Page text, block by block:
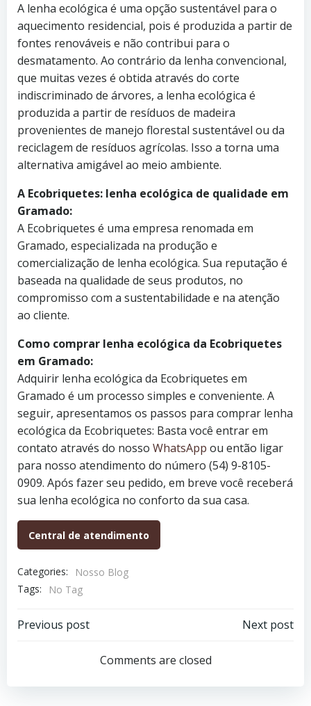
A lenha ecológica é uma opção sustentável para o
aquecimento residencial, pois é produzida a partir de
fontes renováveis e não contribui para o
desmatamento. Ao contrário da lenha convencional,
que muitas vezes é obtida através do corte
indiscriminado de árvores, a lenha ecológica é
produzida a partir de resíduos de madeira
provenientes de manejo florestal sustentável ou da
reciclagem de resíduos agrícolas. Isso a torna uma
alternativa amigável ao meio ambiente.
A Ecobriquetes: lenha ecológica de qualidade em
Gramado:
A Ecobriquetes é uma empresa renomada em
Gramado, especializada na produção e
comercialização de lenha ecológica. Sua reputação é
baseada na qualidade de seus produtos, no
compromisso com a sustentabilidade e na atenção
ao cliente.
Como comprar lenha ecológica da Ecobriquetes
em Gramado:
Adquirir lenha ecológica da Ecobriquetes em
Gramado é um processo simples e conveniente. A
seguir, apresentamos os passos para comprar lenha
ecológica da Ecobriquetes: Basta você entrar em
contato através do nosso WhatsApp ou então ligar
para nosso atendimento do número (54) 9-8105-
0909. Após fazer seu pedido, em breve você receberá
sua lenha ecológica no conforto da sua casa.
Central de atendimento
Categories:
Nosso Blog
Tags:
No Tag
Navegação
Previous post
Navegação
de
Next post
Comments are closed